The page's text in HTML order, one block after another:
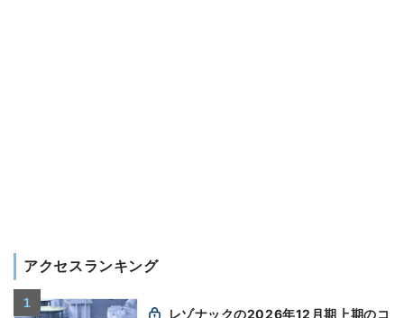
アクセスランキング